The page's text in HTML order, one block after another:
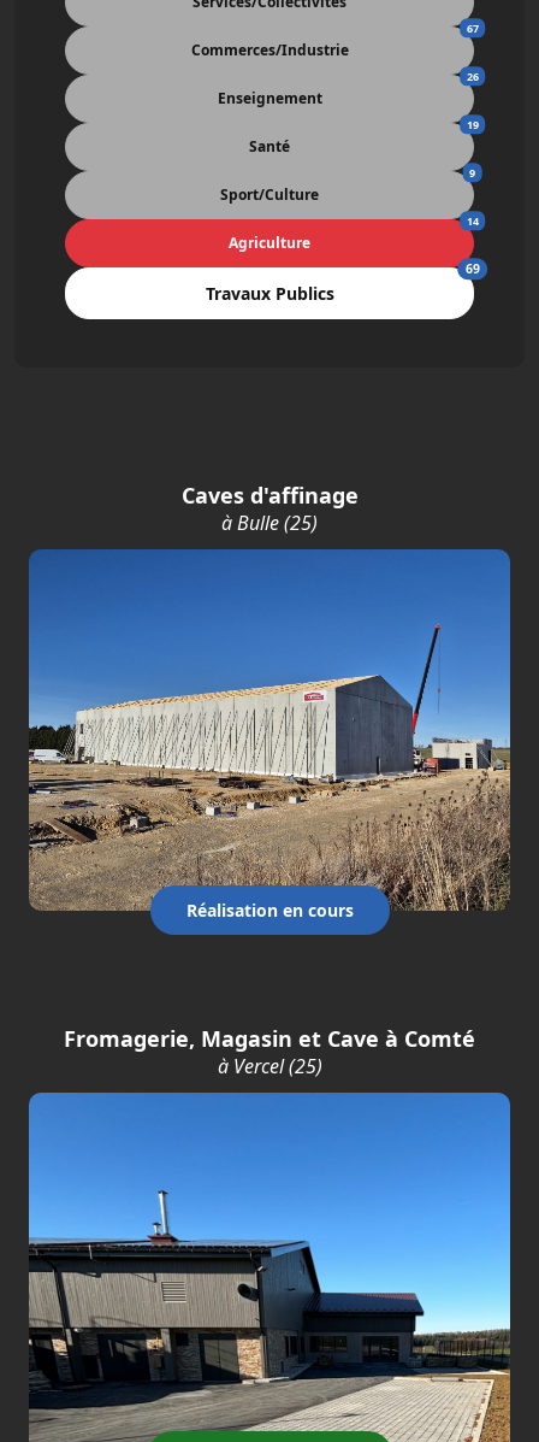
Commerces/Industrie
67
Enseignement
26
Santé
19
Sport/Culture
9
Agriculture
14
Travaux Publics
69
Caves d'affinage
à Bulle (25)
Réalisation en cours
Fromagerie, Magasin et Cave à Comté
à Vercel (25)